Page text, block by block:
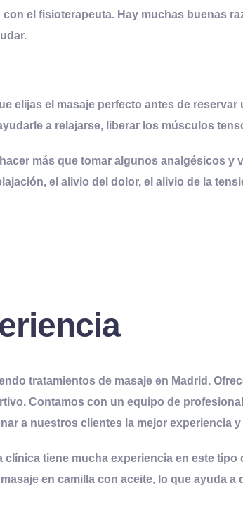
el fisioterapeuta. Hay muchas buenas
elijas el masaje perfecto antes de reservar
a relajarse, liberar los músculos
más que tomar algunos analgésicos y
el alivio del dolor, el alivio de la
tratamientos de masaje en Madrid.
Contamos con un equipo de
a nuestros clientes la mejor experiencia y
clínica tiene mucha experiencia en este tipo
en camilla con aceite, lo que ayuda